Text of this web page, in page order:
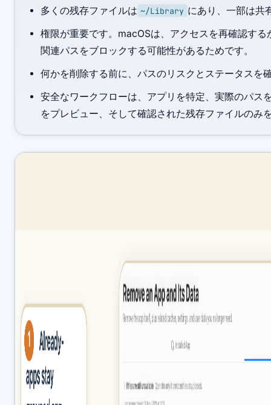
多くの残存ファイルは ~/Library にあり、一部は共
権限が重要です。macOSは、アクセスを再確認す
関連パスをブロックする可能性があるためです。
何かを削除する前に、パスのリスクとステータスを
安全なワークフローは、アプリを特定、実際のパス
をプレビュー、そして確認された残存ファイルのみ